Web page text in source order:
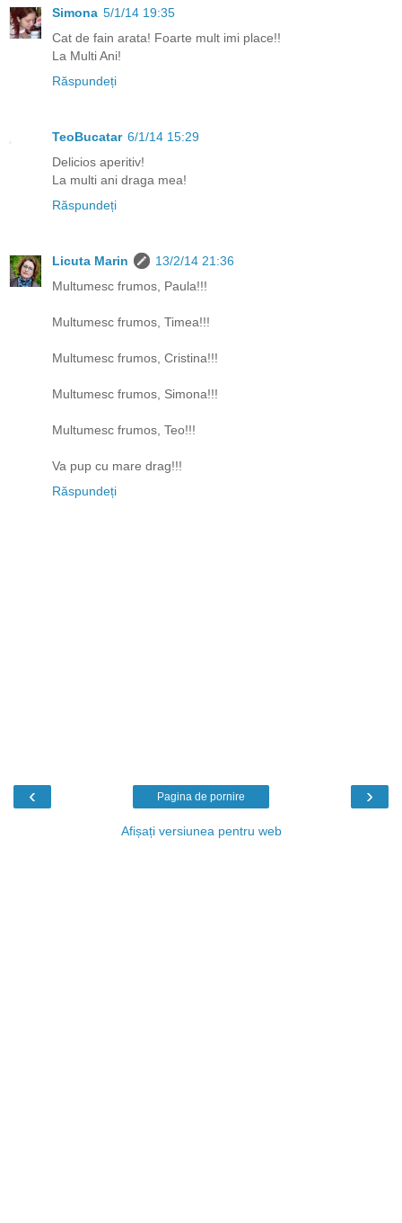
Simona 5/1/14 19:35
Cat de fain arata! Foarte mult imi place!!
La Multi Ani!
Răspundeți
TeoBucatar 6/1/14 15:29
Delicios aperitiv!
La multi ani draga mea!
Răspundeți
Licuta Marin
13/2/14 21:36
Multumesc frumos, Paula!!!
Multumesc frumos, Timea!!!
Multumesc frumos, Cristina!!!
Multumesc frumos, Simona!!!
Multumesc frumos, Teo!!!
Va pup cu mare drag!!!
Răspundeți
‹ ›
Pagina de pornire
Afișați versiunea pentru web